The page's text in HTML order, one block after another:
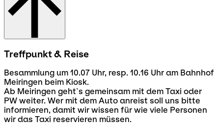
Treffpunkt & Reise
Besammlung um 10.07 Uhr, resp. 10.16 Uhr am Bahnhof
Meiringen beim Kiosk.
Ab Meiringen geht`s gemeinsam mit dem Taxi oder
PW weiter. Wer mit dem Auto anreist soll uns bitte
informieren, damit wir wissen für wie viele Personen
wir das Taxi reservieren müssen.